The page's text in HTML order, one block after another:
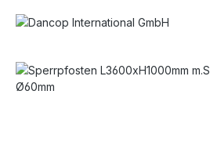
Bildergalerie überspringen